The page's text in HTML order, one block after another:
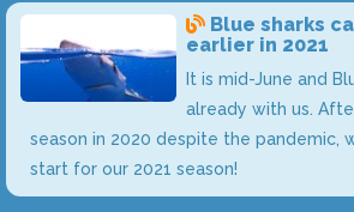
Blue sharks
earlier in 2021
It is mid-June and
already with us.
season in 2020 despite the pandemic,
start for our 2021 season!